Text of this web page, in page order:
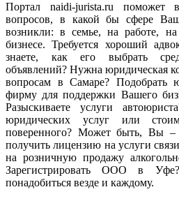
Портал naidi-jurista.ru поможет
вопросов, в какой бы сфере
возникли: в семье, на работе,
бизнесе. Требуется хороший
знаете, как его выбрать
объявлений? Нужна юридическая
вопросам в Самаре? Подобрать
фирму для поддержки Вашего
Разыскиваете услуги
юридических услуг или
поверенного? Может быть, Вы –
получить лицензию на услуги
на розничную продажу
Зарегистрировать ООО в
понадобиться везде и каждому.